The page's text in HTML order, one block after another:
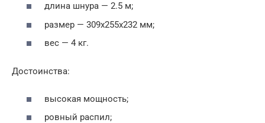
длина шнура — 2.5 м;
размер — 309x255x232 мм;
вес — 4 кг.
Достоинства:
высокая мощность;
ровный распил;